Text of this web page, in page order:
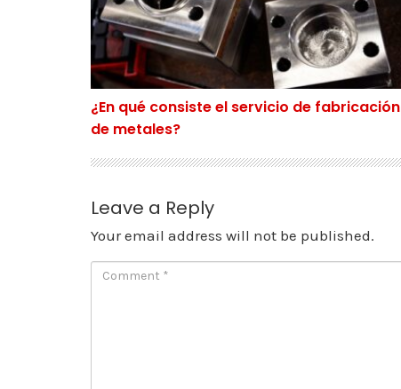
¿En qué consiste el servicio de fabricación
de metales?
Leave a Reply
Your email address will not be published.